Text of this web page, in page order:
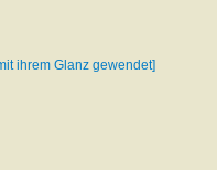
ihrem Glanz gewendet]